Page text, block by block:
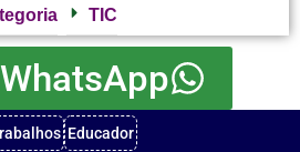
TIC
Educador